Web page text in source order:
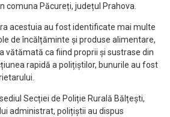
comuna Păcureți, județul Prahova.
acestuia au fost identificate mai multe
de încălțăminte și produse alimentare,
vătămată ca fiind proprii și sustrase din
rapidă a polițiștilor, bunurile au fost
Secției de Poliție Rurală Bălțești,
administrat, polițiștii au dispus